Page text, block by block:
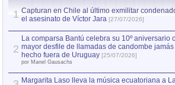
1 Capturan en Chile al último exmilitar
el asesinato de Víctor Jara [27/07/2026]
2
La comparsa Bantú celebra su 10º aniversario
mayor desfile de llamadas de candombe jamás
hecho fuera de Uruguay [25/07/2026]
por Manel Gausachs
Margarita Laso lleva la música ecuatoriana a